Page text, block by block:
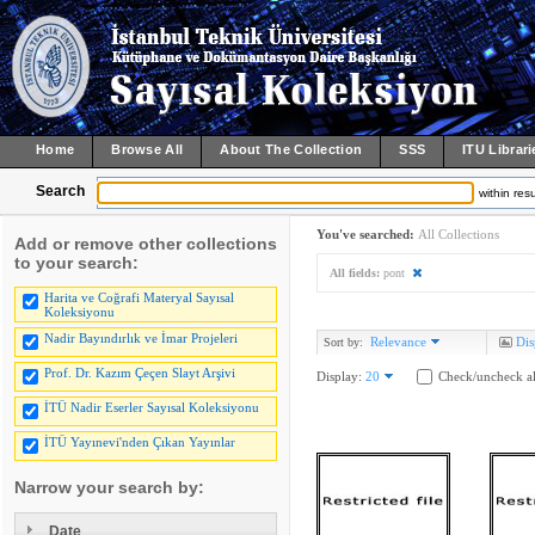
Home Browse All About The Collection SSS ITU
Search within
Add or remove other collections
to your search:
Harita ve Coğrafi Materyal Sayısal
Koleksiyonu
Nadir Bayındırlık ve İmar Projeleri
Prof. Dr. Kazım Çeçen Slayt Arşivi
İTÜ Nadir Eserler Sayısal Koleksiyonu
İTÜ Yayınevi'nden Çıkan Yayınlar
Narrow your search by:
Date
You've searched: All Collections
All fields: pont
Sort by: Relevance
Display: 20 Check/uncheck